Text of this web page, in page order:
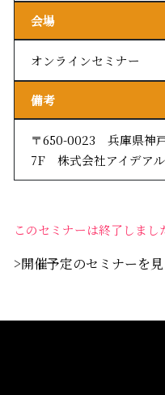
会場
オンラインセミナー
備考
〒650-0023 兵庫県神
7F 株式会社アイデア
このセミナーは終了しまし
>開催予定のセミナーを見